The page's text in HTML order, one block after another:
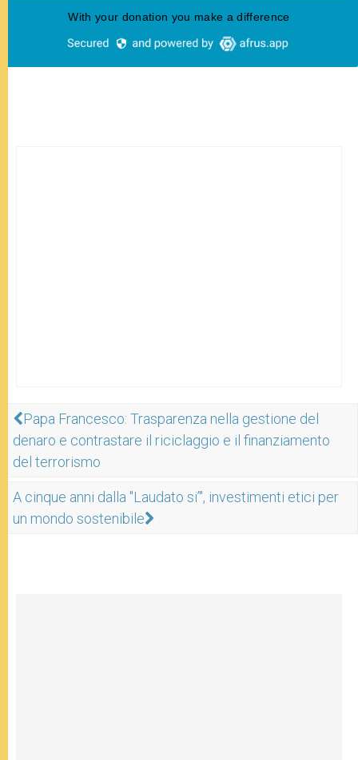
Papa Francesco: Trasparenza nella gestione del
denaro e contrastare il riciclaggio e il finanziamento
del terrorismo
A cinque anni dalla "Laudato si’", investimenti etici per
un mondo sostenibile